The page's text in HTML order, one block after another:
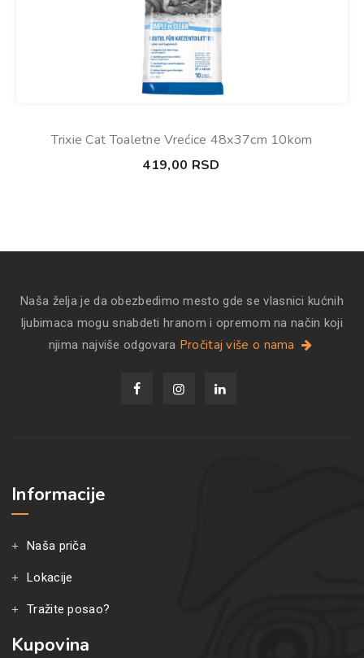
Trixie Cat Toaletne Vrećice 48x37cm 10kom
419,00 RSD
Naša želja je da obezbedimo mesto gde se vlasnici kućnih
ljubimaca mogu snabdeti hranom i opremom na način koji
njima najviše odgovara Pročitaj više o nama
Informacije
Naša priča
Lokacije
Tražite posao?
Kupovina